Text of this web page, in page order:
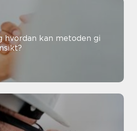
hvordan kan metoden gi